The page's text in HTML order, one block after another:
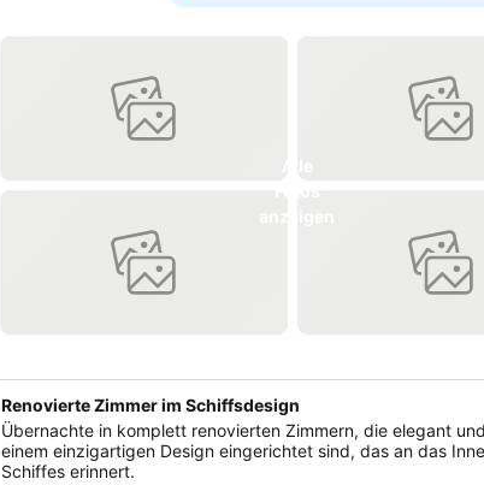
Renovierte Zimmer im Schiffsdesign
Übernachte in komplett renovierten Zimmern, die elegant
einem einzigartigen Design eingerichtet sind, das an das
Schiffes erinnert.